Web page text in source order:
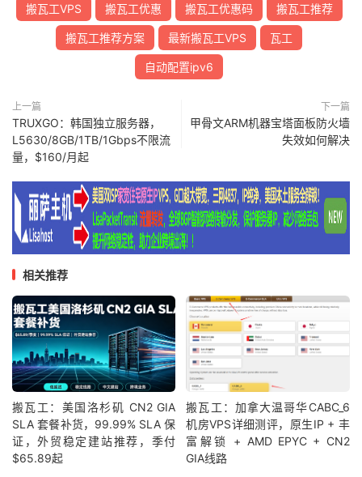
搬瓦工VPS 搬瓦工优惠 搬瓦工优惠码 搬瓦工推荐
搬瓦工推荐方案 最新搬瓦工VPS 瓦工
自动配置ipv6
上一篇
TRUXGO：韩国独立服务器，
L5630/8GB/1TB/1Gbps不限流
量，$160/月起
下一篇
甲骨文ARM机器宝塔面板防火墙
失效如何解决
相关推荐
搬瓦工：美国洛杉矶 CN2 GIA
SLA 套餐补货，99.99% SLA 保
证，外贸稳定建站推荐，季付
$65.89起
搬瓦工：加拿大温哥华CABC_6
机房VPS详细测评，原生IP + 丰
富解锁 + AMD EPYC + CN2
GIA线路